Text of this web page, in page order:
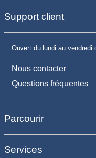
Support client
Ouvert du lundi au vendredi
Nous contacter
Questions fréquentes
Parcourir
Services